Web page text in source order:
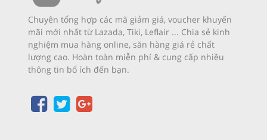
Chuyên tổng hợp các mã giảm giá, voucher khuyến
mãi mới nhất từ Lazada, Tiki, Leflair ... Chia sẻ kinh
nghiệm mua hàng online, săn hàng giá rẻ chất
lượng cao. Hoàn toàn miễn phí & cung cấp nhiều
thông tin bổ ích đến bạn.